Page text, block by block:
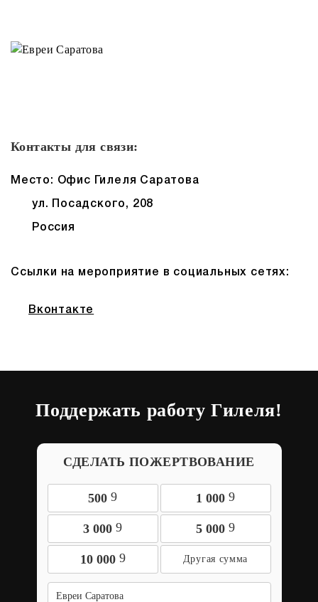
Контакты для связи:
Место: Офис Гилеля Саратова
ул. Посадского, 208
Россия
Ссылки на мероприятие в социальных сетях:
Вконтакте
Поддержать работу Гилеля!
СДЕЛАТЬ ПОЖЕРТВОВАНИЕ
500 9 1 000 9
3 000 9 5 000 9
10 000 9
Евреи Саратова